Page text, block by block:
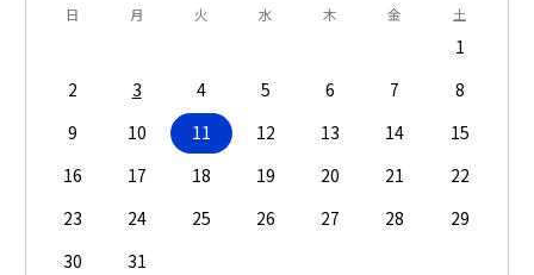
日 月 火 水 木 金 土
1
2
3 4 5 6 7
8
9
10 11 12 13 14
15
16
17 18 19 20 21
22
23
24 25 26 27 28
29
30
31